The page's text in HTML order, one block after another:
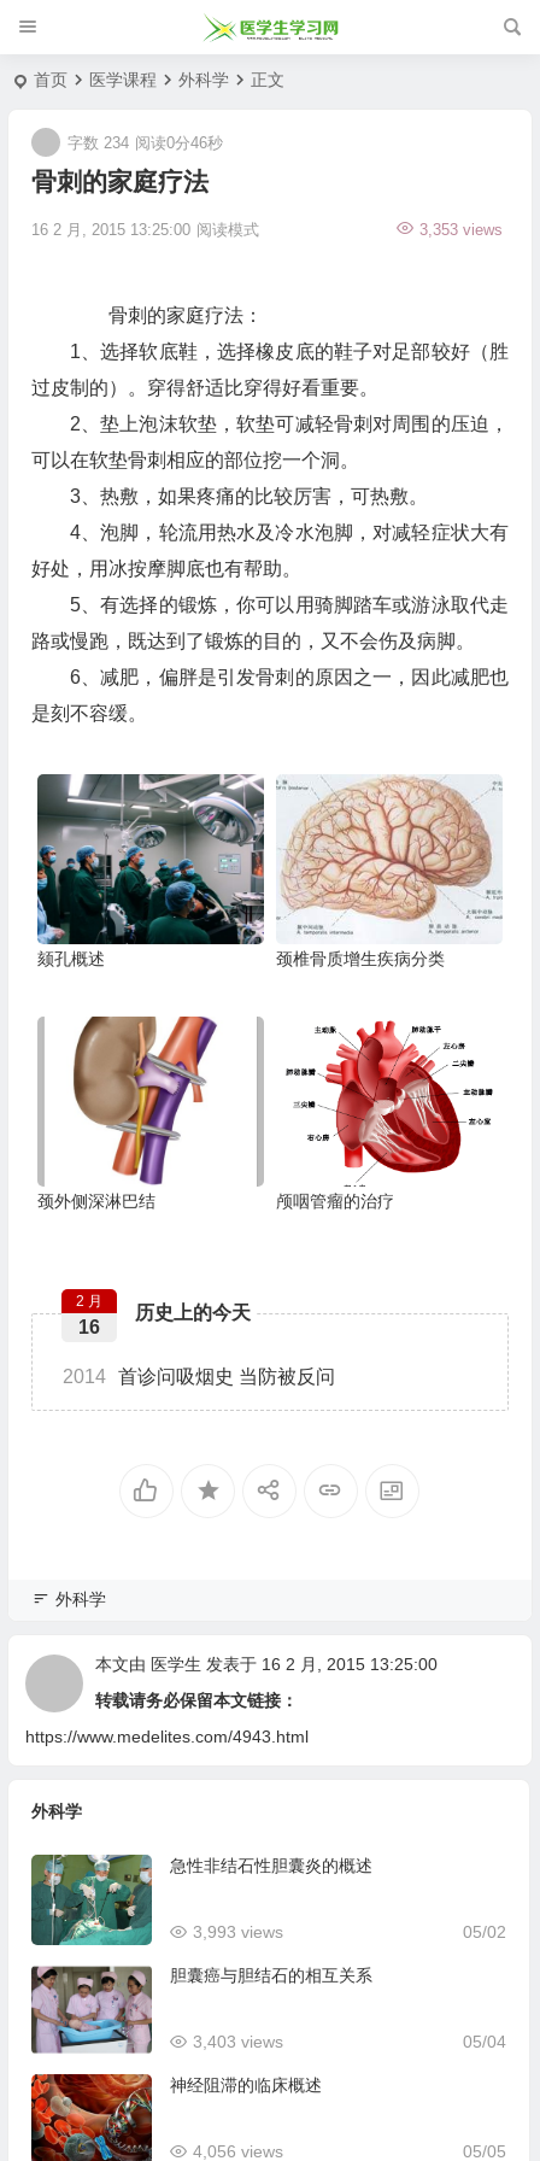
首页 医学课程 外科学 正文
骨刺的家庭疗法
16 2 月, 2015 13:25:00 3,353 views
字数 234 阅读0分46秒
阅读模式
骨刺的家庭疗法：
1、选择软底鞋，选择橡皮底的鞋子对足部较好（胜
过皮制的）。穿得舒适比穿得好看重要。
2、垫上泡沫软垫，软垫可减轻骨刺对周围的压迫，
可以在软垫骨刺相应的部位挖一个洞。
3、热敷，如果疼痛的比较厉害，可热敷。
4、泡脚，轮流用热水及冷水泡脚，对减轻症状大有
好处，用冰按摩脚底也有帮助。
5、有选择的锻炼，你可以用骑脚踏车或游泳取代走
路或慢跑，既达到了锻炼的目的，又不会伤及病脚。
6、减肥，偏胖是引发骨刺的原因之一，因此减肥也
是刻不容缓。
颏孔概述 颈椎骨质增生疾病分类
颈外侧深淋巴结 颅咽管瘤的治疗
历史上的今天
2 月
16
2014 首诊问吸烟史 当防被反问
外科学
本文由 医学生 发表于 16 2 月, 2015 13:25:00
转载请务必保留本文链接：
https://www.medelites.com/4943.html
外科学
急性非结石性胆囊炎的概述
05/02
3,993 views
胆囊癌与胆结石的相互关系
05/04
3,403 views
神经阻滞的临床概述
05/05
4,056 views